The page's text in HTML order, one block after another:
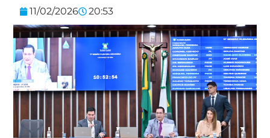
11/02/2026 20:53